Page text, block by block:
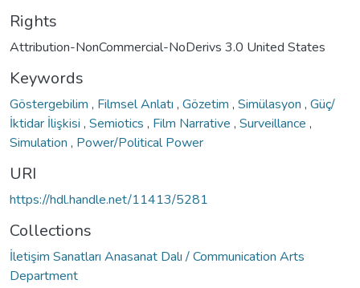
Rights
Attribution-NonCommercial-NoDerivs 3.0 United States
Keywords
Göstergebilim , Filmsel Anlatı , Gözetim , Simülasyon , Güç/
İktidar İlişkisi , Semiotics , Film Narrative , Surveillance ,
Simulation , Power/Political Power
URI
https://hdl.handle.net/11413/5281
Collections
İletişim Sanatları Anasanat Dalı / Communication Arts
Department